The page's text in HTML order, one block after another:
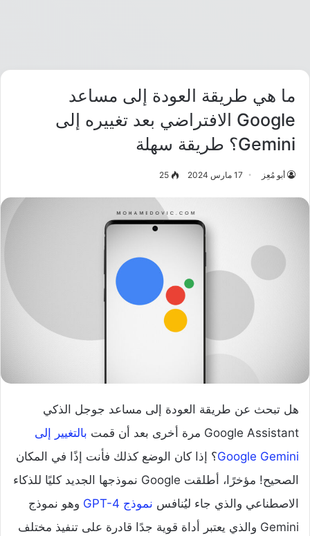
ما هي طريقة العودة إلى مساعد
Google الافتراضي بعد تغييره إلى
Gemini؟ طريقة سهلة
أبو مُعِز 17 مارس 2024 25
هل تبحث عن طريقة العودة إلى مساعد جوجل الذكي
Google Assistant مرة أخرى بعد أن قمت
بالتغيير إلى
Google Gemini؟ إذا كان الوضع كذلك فأنت إذًا في المكان
الصحيح! مؤخرًا، أطلقت Google نموذجها الجديد كليًا للذكاء
الاصطناعي والذي جاء ليُنافس نموذج GPT-4
وهو نموذج
Gemini والذي يعتبر أداة قوية جدًا قادرة على تنفيذ مختلف